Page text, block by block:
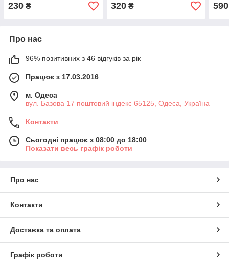
230 ₴ 320₴ 590
Про нас
96% позитивних з 46 відгуків за рік
Працює з 17.03.2016
м. Одеса
вул. Базова 17 поштовий індекс 65125, Одеса, Україна
Контакти
Сьогодні працює з 08:00 до 18:00
Показати весь графік роботи
Про нас
Контакти
Доставка та оплата
Графік роботи